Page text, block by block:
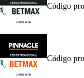
Código
Código